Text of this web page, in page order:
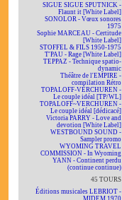
SIGUE SIGUE SPUTNICK -
Flaunt it [White Label]
SONOLOR - Vœux sonores
1975
Sophie MARCEAU - Certitude
[White Label]
STOFFEL & FILS 1950-1975
T'PAU - Rage [White Label]
TEPPAZ - Technique spatio-
dynamic
Théâtre de l'EMPIRE -
compilation Rétro
TOPALOFF-VERCHUREN -
Le couple idéal [TP/WL]
TOPALOFF~VERCHUREN -
Le couple idéal [dédicacé]
Victoria PARRY - Love and
devotion [White Label]
WESTBOUND SOUND -
Sampler promo
WYOMING TRAVEL
COMMISSION - In Wyoming
YANN - Continent perdu
(continue continue)
45 TOURS
Éditions musicales LEBRIOT -
MIDEM 1970